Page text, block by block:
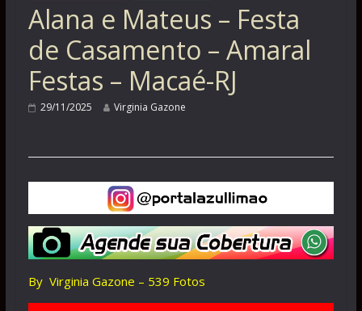
Alana e Mateus – Festa
de Casamento – Amaral
Festas – Macaé-RJ
29/11/2025 Virginia Gazone
By Virginia Gazone – 539 Fotos